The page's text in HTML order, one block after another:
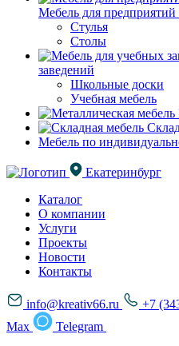
Мебель для
Стулья
Столы
заведений
Школьные доски
Учебная мебель
Мебель по
Екатеринбург
Каталог
О компании
Услуги
Проекты
Новости
Контакты
info@kreativ66.ru
+7
Max
Telegram